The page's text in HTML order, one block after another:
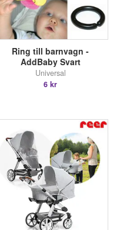
Ring till barnvagn -
AddBaby Svart
Universal
6 kr